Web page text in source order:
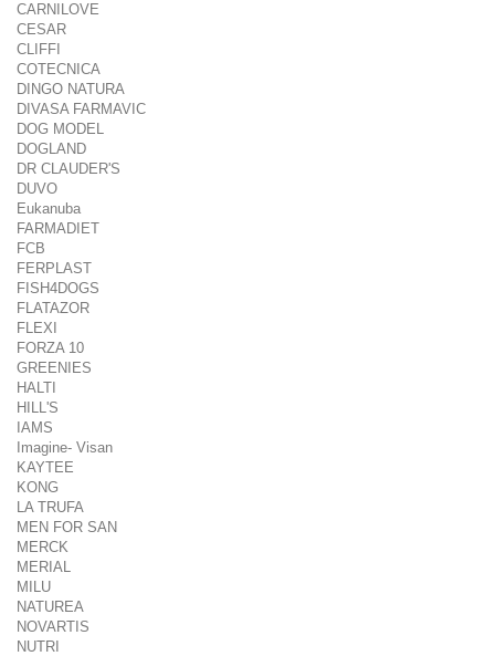
CARNILOVE
CESAR
CLIFFI
COTECNICA
DINGO NATURA
DIVASA FARMAVIC
DOG MODEL
DOGLAND
DR CLAUDER'S
DUVO
Eukanuba
FARMADIET
FCB
FERPLAST
FISH4DOGS
FLATAZOR
FLEXI
FORZA 10
GREENIES
HALTI
HILL'S
IAMS
Imagine- Visan
KAYTEE
KONG
LA TRUFA
MEN FOR SAN
MERCK
MERIAL
MILU
NATUREA
NOVARTIS
NUTRI